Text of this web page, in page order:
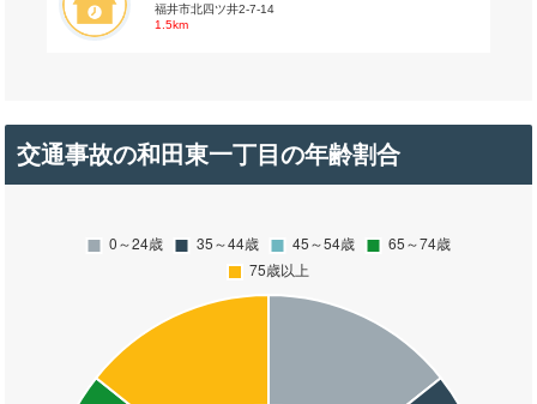
福井市北四ツ井2-7-14
1.5km
交通事故の和田東一丁目の年齢割合